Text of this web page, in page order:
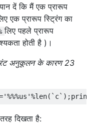
दें कि मैं एक प्रारूप
एक प्रारूप स्ट्रिंग का
लिए पहले प्रारूप
होती है )।
अनुकूलन के कारण 23
'%%%us'%len(` c`);print
दिखता है: